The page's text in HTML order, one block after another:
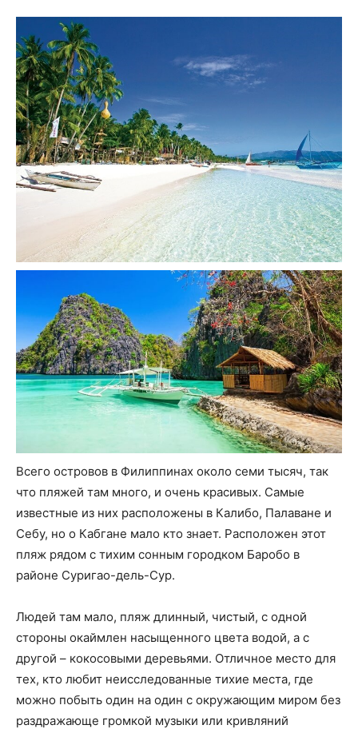
Всего островов в Филиппинах около семи тысяч, так
что пляжей там много, и очень красивых. Самые
известные из них расположены в Калибо, Палаване и
Себу, но о Кабгане мало кто знает. Расположен этот
пляж рядом с тихим сонным городком Баробо в
районе Суригао-дель-Сур.
Людей там мало, пляж длинный, чистый, с одной
стороны окаймлен насыщенного цвета водой, а с
другой – кокосовыми деревьями. Отличное место для
тех, кто любит неисследованные тихие места, где
можно побыть один на один с окружающим миром без
раздражающе громкой музыки или кривляний